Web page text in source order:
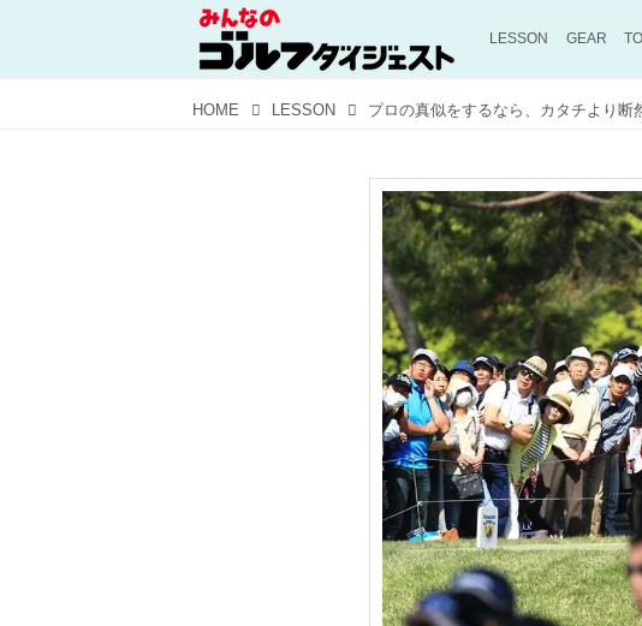
LESSON GEAR
HOME LESSON